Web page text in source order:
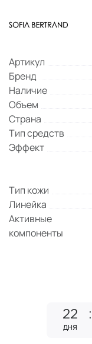
Артикул
Бренд
Наличие
Объем
Страна
Тип средств
Эффект
Тип кожи
Линейка
Активные
компоненты
22
дня